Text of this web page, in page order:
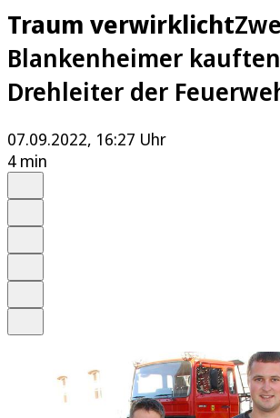
Traum verwirklicht
Blankenheimer
Drehleiter der
07.09.2022, 16:27 Uhr
4 min